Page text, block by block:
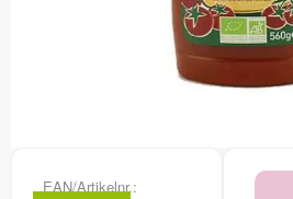
EAN/Artikelnr.: